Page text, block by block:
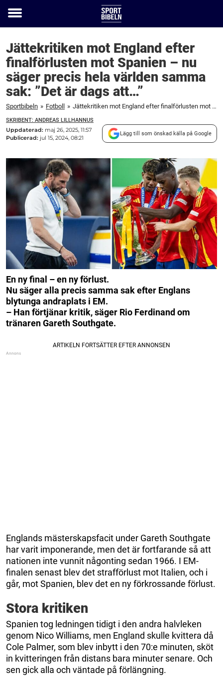
Toggle
Jättekritiken mot England efter
finalförlusten mot Spanien – nu
säger precis hela världen samma
sak: ”Det är dags att…”
Sportbibeln » Fotboll » Jättekritiken mot England efter finalförlusten mot Spanien – nu säger precis hela världen samma sak: ”Det är dags att…”
SKRIBENT: ANDREAS LILLHANNUS
Uppdaterad: maj 26, 2025, 11:57
Publicerad: jul 15, 2024, 08:21
Lägg till som önskad källa på Google
En ny final – en ny förlust.
Nu säger alla precis samma sak efter Englans
blytunga andraplats i EM.
– Han förtjänar kritik, säger Rio Ferdinand om
tränaren Gareth Southgate.
Englands mästerskapsfacit under Gareth Southgate
har varit imponerande, men det är fortfarande så att
nationen inte vunnit någonting sedan 1966. I EM-
finalen senast blev det strafförlust mot Italien, och i
går, mot Spanien, blev det en ny förkrossande förlust.
Stora kritiken
Spanien tog ledningen tidigt i den andra halvleken
genom Nico Williams, men England skulle kvittera då
Cole Palmer, som blev inbytt i den 70:e minuten, sköt
in kvitteringen från distans bara minuter senare. Och
sen gick alla och väntade på förlängning.